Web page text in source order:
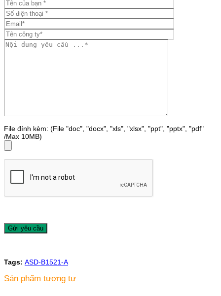
File đính kèm: (File "doc", "docx", "xls", "xlsx", "ppt", "pptx", "pdf"
/Max 10MB)
Tags: ASD-B1521-A
Sản phẩm tương tự